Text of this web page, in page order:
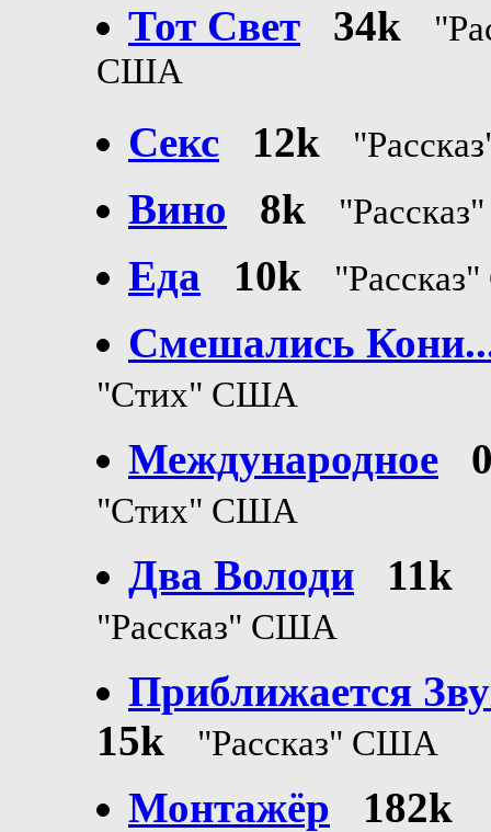
Тот Свет
34k
США
Секс
12k
Вино 8k
Еда 10k
Смешались
"Стих" США
Международное
"Стих" США
Два Володи 11k
"Рассказ" США
Приближается
15k
"Рассказ" США
Монтажёр 182k